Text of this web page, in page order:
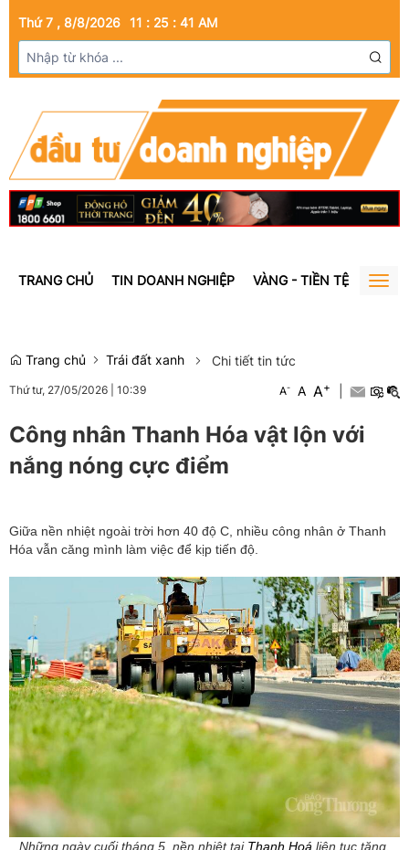
Thứ 7 , 8/8/2026 11 : 25 : 43 AM
TRANG CHỦ TIN DOANH NGHIỆP VÀNG - TIỀN TỆ BẤT
Trang chủ Trái đất xanh Chi tiết tin tức
Thứ tư, 27/05/2026 10:39 A- A A+
Công nhân Thanh Hóa vật lộn với
nắng nóng cực điểm
Giữa nền nhiệt ngoài trời hơn 40 độ C, nhiều công nhân ở Thanh
Hóa vẫn căng mình làm việc để kịp tiến độ.
Những ngày cuối tháng 5, nền nhiệt tại Thanh Hoá liên tục tăng,